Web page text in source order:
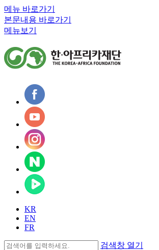
메뉴 바로가기
본문내용 바로가기
메뉴보기
KR
EN
FR
검색창 열기